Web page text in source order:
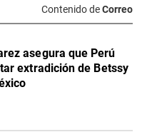
Contenido deCorreo
asegura que Perú
extradición de Betssy